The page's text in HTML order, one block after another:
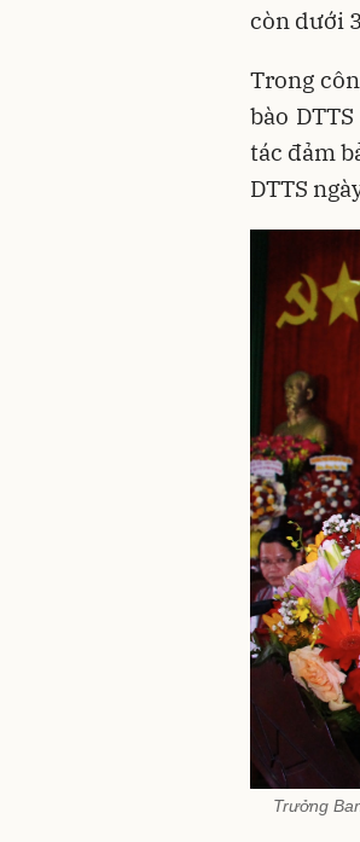
còn dưới
Trong
bào
tác đảm
DTTS
Trưởng